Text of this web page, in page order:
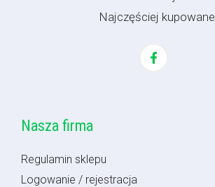
Najczęściej kupowane
Nasza firma
Regulamin sklepu
Logowanie / rejestracja